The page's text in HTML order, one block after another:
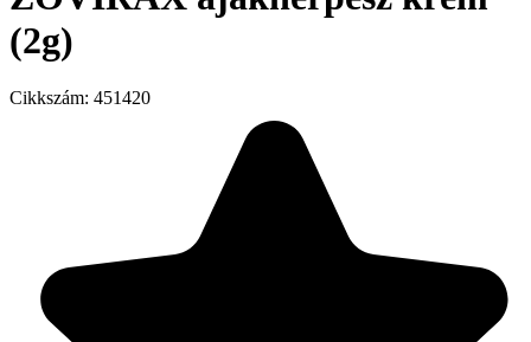
(2g)
Cikkszám: 451420